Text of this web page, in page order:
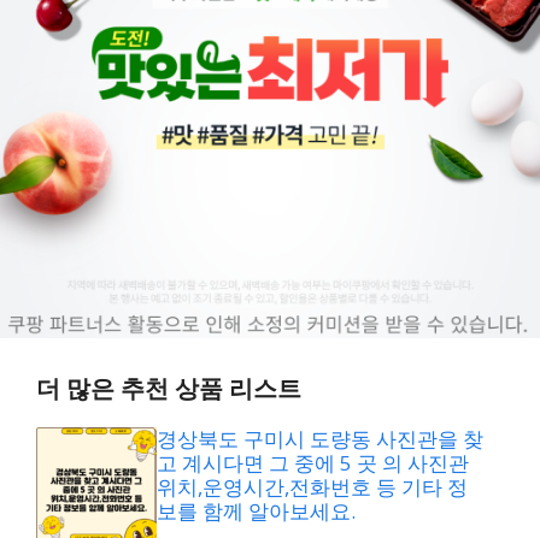
더 많은 추천 상품 리스트
경상북도 구미시 도량동 사진관을 찾
고 계시다면 그 중에 5 곳 의 사진관
위치,운영시간,전화번호 등 기타 정
보를 함께 알아보세요.